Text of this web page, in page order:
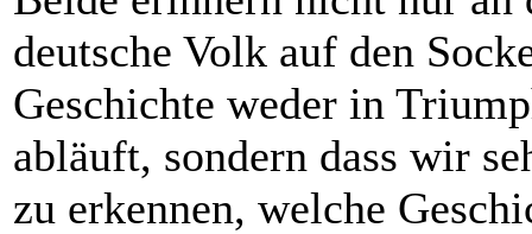
deutsche Volk auf den
Geschichte weder in
abläuft, sondern dass wir
zu erkennen, welche